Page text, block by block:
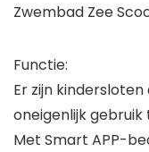
Zwembad Zee
Functie:
Er zijn
oneigenlijk
Met Smart APP-